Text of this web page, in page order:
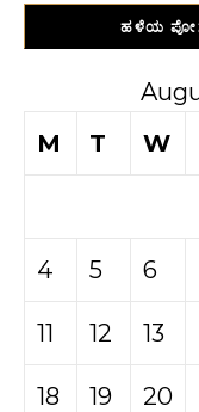
ಹಳೆಯ
M
T W
4 5 6
11 12 13
18 19 20